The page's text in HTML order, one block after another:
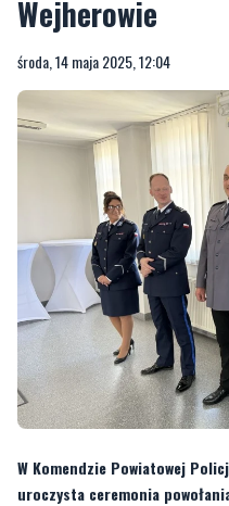
W Komendzie Powiatowej
uroczysta ceremonia
PodinspektorAdam Thielobjął
Redzie, natomiastaspirant